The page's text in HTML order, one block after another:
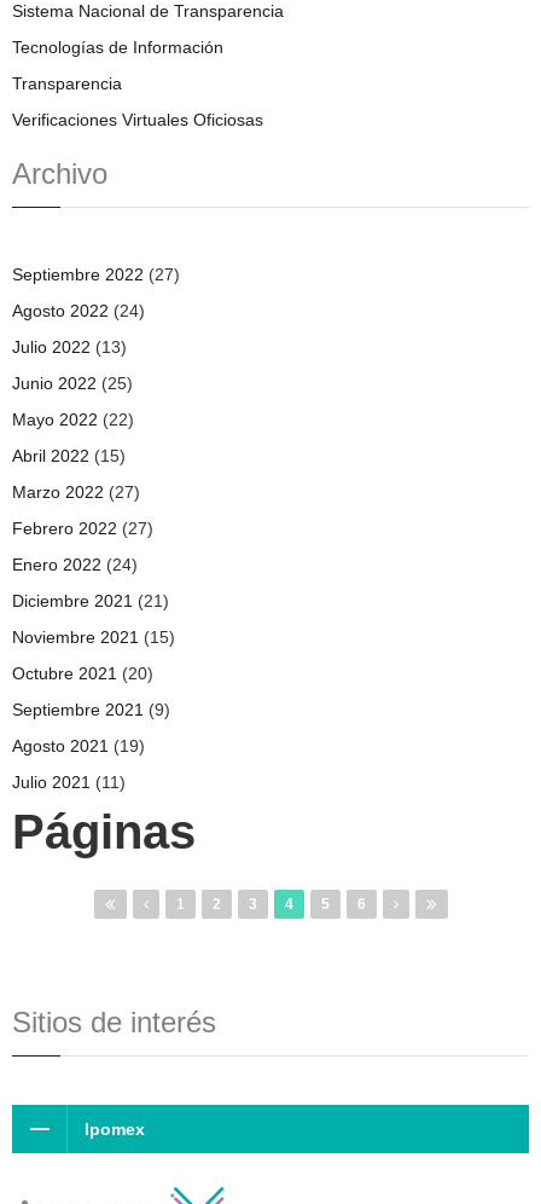
Sistema Nacional de Transparencia
Tecnologías de Información
Transparencia
Verificaciones Virtuales Oficiosas
Archivo
Septiembre 2022 (27)
Agosto 2022 (24)
Julio 2022 (13)
Junio 2022 (25)
Mayo 2022 (22)
Abril 2022 (15)
Marzo 2022 (27)
Febrero 2022 (27)
Enero 2022 (24)
Diciembre 2021 (21)
Noviembre 2021 (15)
Octubre 2021 (20)
Septiembre 2021 (9)
Agosto 2021 (19)
Julio 2021 (11)
Páginas
1 2 3 4 5 6
Sitios de interés
Ipomex